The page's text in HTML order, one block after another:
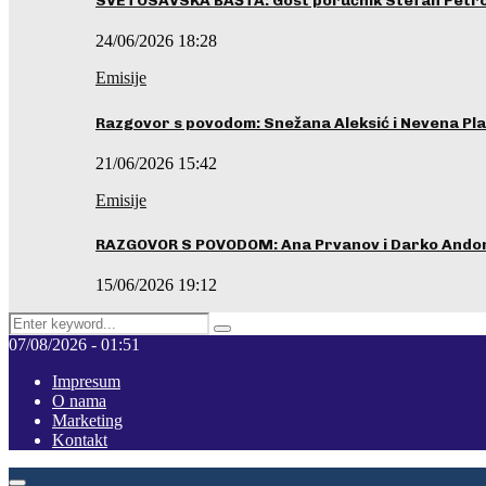
24/06/2026 18:28
Emisije
Razgovor s povodom: Snežana Aleksić i Nevena
21/06/2026 15:42
Emisije
RAZGOVOR S POVODOM: Ana Prvanov i Darko
15/06/2026 19:12
Search
for:
Pretraga
07/08/2026 - 01:51
Impresum
O nama
Marketing
Kontakt
Facebook
Instagram
Youtube